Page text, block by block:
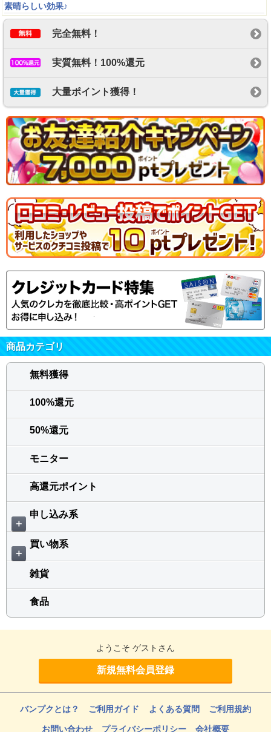
登録したが最悪
2020/07/12 yukipi13 ：
毎回、回答してはいるのだけれど、ハートがなさすぎる。
意地悪
ポイントゲット
2020/06/29 ろくなもん ：★★★★
口座開設しました。ポ
イントたまってます。
オススメです!
2021/10/18 まおけゆ ：★★★★
毎日何通もアンケートが
届くので、貯まるペース
も早いのでオススメで
楽しい
2021/04/27 MAAMI ：
アンケート以外もあり
なかなかおこずかい稼
ぎがでします。
ほぼ毎日
2021/04/23 あっこ@ ：★★★★
ほぼ毎日アンケートの
ポイントが貯まりま
素晴らしい効果♪
完全無料！
実質無料！100%還元
大量ポイント獲得！
商品カテゴリ
無料獲得
100%還元
50%還元
モニター
高還元ポイント
＋
申し込み系
＋
買い物系
雑貨
食品
ようこそ ゲストさん
新規無料会員登録
バンプクとは？ ご利用ガイド よくある質問 ご利用規約
お問い合わせ プライバシーポリシー 会社概要